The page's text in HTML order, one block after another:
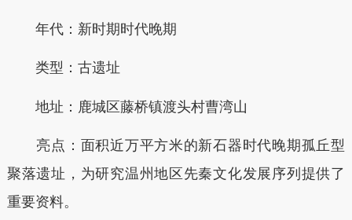
年代：新时期时代晚期
类型：古遗址
地址：鹿城区藤桥镇渡头村曹湾山
亮点：面积近万平方米的新石器时代晚期孤丘型
聚落遗址，为研究温州地区先秦文化发展序列提供了
重要资料。